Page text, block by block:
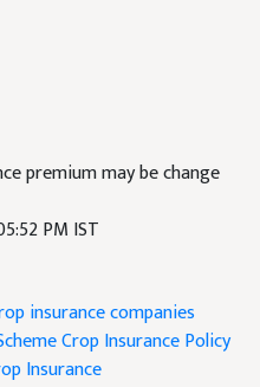
premium may be change
PM IST
insurance companies
Crop Insurance Policy
Insurance